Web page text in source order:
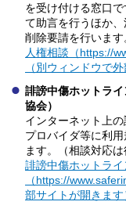
を受け付ける窓口
て助言を行うほか
削除要請を行います
人権相談（https://
（別ウィンドウで
誹謗中傷ホットラ
協会）
インターネット上
プロバイダ等に利
ます。（相談対応は
誹謗中傷ホットライ
（https://
部サイトが開きます